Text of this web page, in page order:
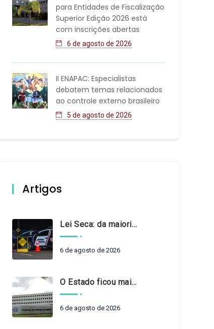
para Entidades de Fiscalização
Superior Edição 2026 está
com inscrições abertas
6 de agosto de 2026
II ENAPAC: Especialistas
debatem temas relacionados
ao controle externo brasileiro
5 de agosto de 2026
Artigos
Lei Seca: da maioridade à maturidade
6 de agosto de 2026
O Estado ficou mais complexo. O controle precisa acompanhar
6 de agosto de 2026